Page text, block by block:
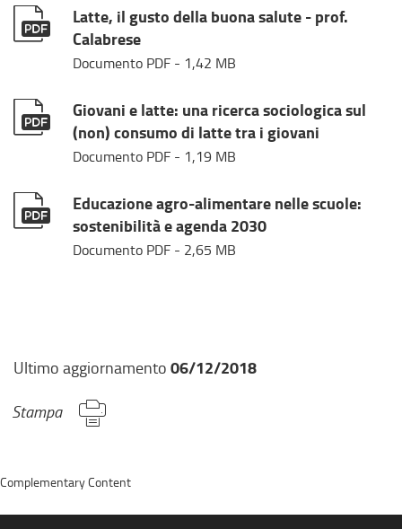
Latte, il gusto della buona salute - prof.
Calabrese
Documento PDF - 1,42 MB
Giovani e latte: una ricerca sociologica sul
(non) consumo di latte tra i giovani
Documento PDF - 1,19 MB
Educazione agro-alimentare nelle scuole:
sostenibilità e agenda 2030
Documento PDF - 2,65 MB
Ultimo aggiornamento 06/12/2018
Stampa
Complementary Content